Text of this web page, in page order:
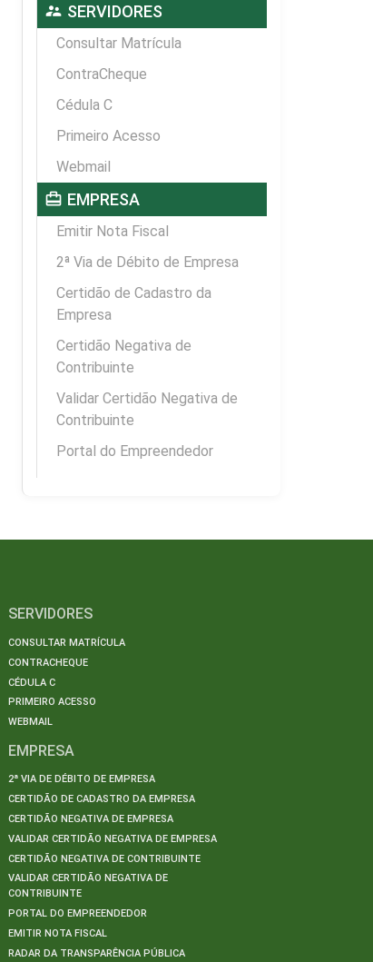
supervisor_account SERVIDORES
Consultar Matrícula
ContraCheque
Cédula C
Primeiro Acesso
Webmail
card_travel EMPRESA
Emitir Nota Fiscal
2ª Via de Débito de Empresa
Certidão de Cadastro da
Empresa
Certidão Negativa de
Contribuinte
Validar Certidão Negativa de
Contribuinte
Portal do Empreendedor
SERVIDORES
CONSULTAR MATRÍCULA
CONTRACHEQUE
CÉDULA C
PRIMEIRO ACESSO
WEBMAIL
EMPRESA
2ª VIA DE DÉBITO DE EMPRESA
CERTIDÃO DE CADASTRO DA EMPRESA
CERTIDÃO NEGATIVA DE EMPRESA
VALIDAR CERTIDÃO NEGATIVA DE EMPRESA
CERTIDÃO NEGATIVA DE CONTRIBUINTE
VALIDAR CERTIDÃO NEGATIVA DE
CONTRIBUINTE
PORTAL DO EMPREENDEDOR
EMITIR NOTA FISCAL
RADAR DA TRANSPARÊNCIA PÚBLICA